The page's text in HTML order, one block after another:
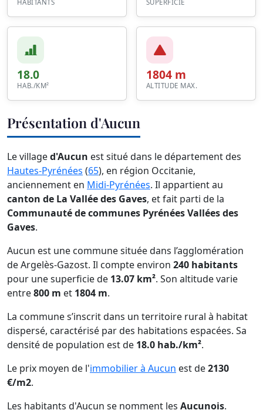
HABITANTS SUPERFICIE
18.0
HAB./KM²
1804 m
ALTITUDE MAX.
Présentation d'Aucun
Le villaged'Aucun est situé dans le département des
Hautes-Pyrénées (65), en région Occitanie,
anciennement en Midi-Pyrénées. Il appartient au
canton de La Vallée des Gaves, et fait parti de la
Communauté de communes Pyrénées Vallées des
Gaves.
Aucun est une commune située dans l’agglomération
de Argelès-Gazost. Il compte environ 240 habitants
pour une superficie de 13.07 km². Son altitude varie
entre800 m et 1804 m.
La commune s’inscrit dans un territoire rural à habitat
dispersé, caractérisé par des habitations espacées. Sa
densité de population est de 18.0 hab./km².
Le prix moyen de l'immobilier à Aucun est de2130
€/m2.
Les habitants d'Aucun se nomment les Aucunois.